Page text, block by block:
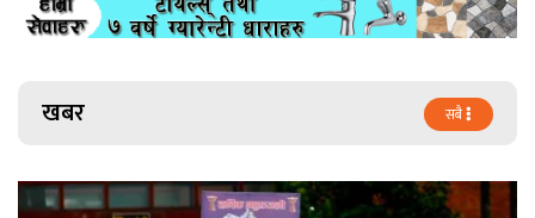
खबर सबै